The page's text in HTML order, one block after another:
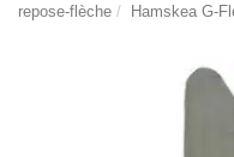
repose-flèche
Hamskea G-